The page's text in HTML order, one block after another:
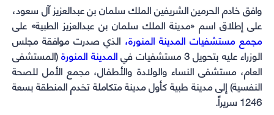
وافقخادم الحرمين الشريفينالملك سلمان بن عبدالعزيز آل سعود،
على إطلاق اسم «مدينة الملك سلمان بن عبدالعزيز الطبية» على
مجمع مستشفيات المدينة المنورة، الذي صدرت موافقة مجلس
الوزراء عليه بتحويل 3 مستشفيات في
المدينة المنورة(المستشفى
العام، مستشفى النساء والولادة والأطفال، مجمع الأمل للصحة
النفسية) إلى مدينة طبية كأول مدينة متكاملة تخدم المنطقة بسعة
1246 سريراً.
(Opens
in
new
window)
(Opens
in
new
window)
(Opens
in
new
window)
(Opens
in
new
window)